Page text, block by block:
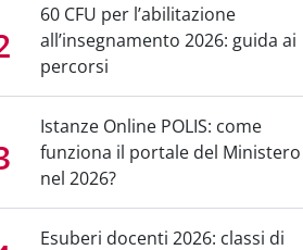
60 CFU per l’abilitazione
all’insegnamento 2026: guida ai
percorsi
Istanze Online POLIS: come
funziona il portale del Ministero
nel 2026?
Esuberi docenti 2026: classi di